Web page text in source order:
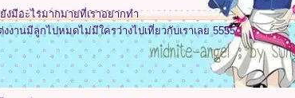
มีอะไรมากมายที่เราอยากทำ
านมีลูกไปหมดไม่มีใครว่างไปเที่ยวกับเราเลย 5555